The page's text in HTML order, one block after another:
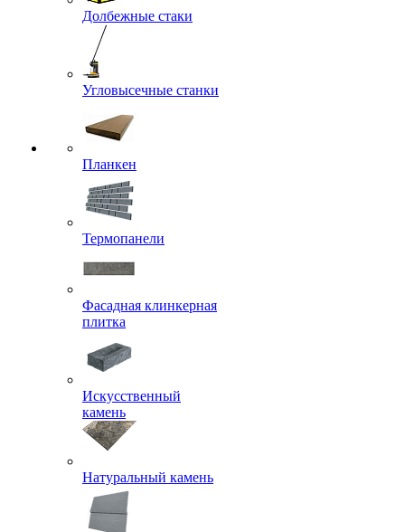
Долбежные стаки
Угловысечные станки
Планкен
Термопанели
Фасадная клинкерная
плитка
Искусственный
камень
Натуральный камень